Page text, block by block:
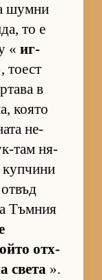
шумни
то е
« иг­
то­ест
в
ко­ято
не­
там ня­
куп­чини
Тъм­ния
от­х­
света ».